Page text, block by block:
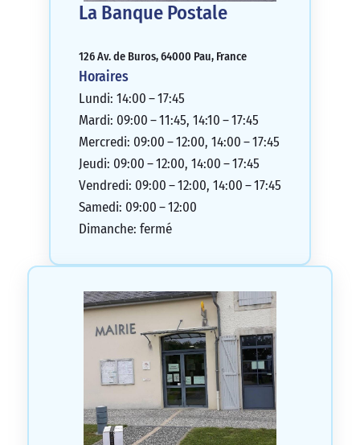
La Banque Postale
126 Av. de Buros, 64000 Pau, France
Horaires
Lundi: 14:00 – 17:45
Mardi: 09:00 – 11:45, 14:10 – 17:45
Mercredi: 09:00 – 12:00, 14:00 – 17:45
Jeudi: 09:00 – 12:00, 14:00 – 17:45
Vendredi: 09:00 – 12:00, 14:00 – 17:45
Samedi: 09:00 – 12:00
Dimanche: fermé